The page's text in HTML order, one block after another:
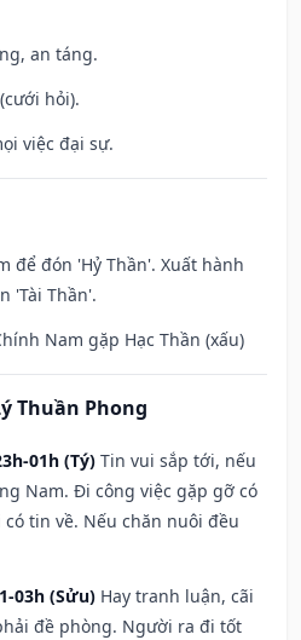
an táng.
hỏi).
việc đại sự.
để đón 'Hỷ Thần'. Xuất hành
'Tài Thần'.
Nam gặp Hạc Thần (xấu)
Thuần Phong
01h (Tý) Tin vui sắp tới, nếu
Nam. Đi công việc gặp gỡ có
tin về. Nếu chăn nuôi đều
03h (Sửu) Hay tranh luận, cãi
đề phòng. Người ra đi tốt